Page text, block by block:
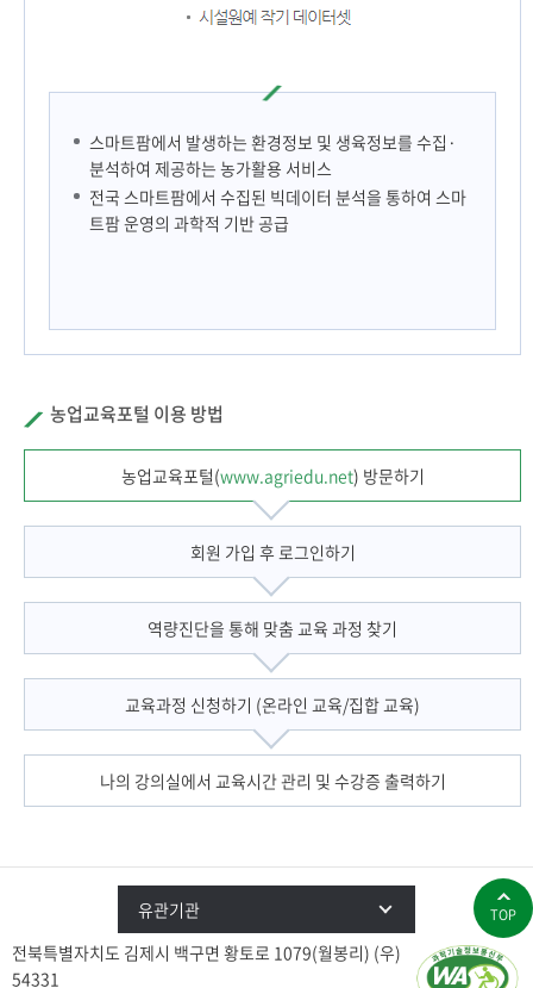
스마트팜에서 발생하는 환경정보 및 생육정보를 수집·
분석하여 제공하는 농가활용 서비스
전국 스마트팜에서 수집된 빅데이터 분석을 통하여 스마
트팜 운영의 과학적 기반 공급
농업교육포털 이용 방법
농업교육포털(www.agriedu.net) 방문하기
회원 가입 후 로그인하기
역량진단을 통해 맞춤 교육 과정 찾기
교육과정 신청하기 (온라인 교육/집합 교육)
나의 강의실에서 교육시간 관리 및 수강증 출력하기
TOP
유관기관
전북특별자치도 김제시 백구면 황토로 1079(월봉리) (우)
54331